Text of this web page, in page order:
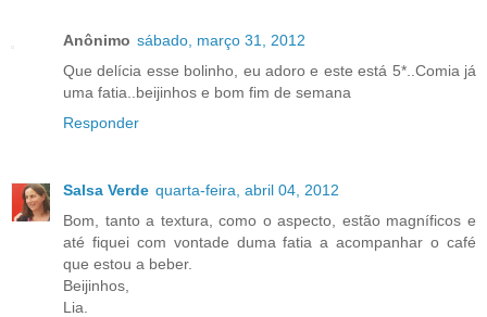
Anônimo sábado, março 31, 2012
Que delícia esse bolinho, eu adoro e este está 5*..Comia já
uma fatia..beijinhos e bom fim de semana
Responder
Salsa Verde quarta-feira, abril 04, 2012
Bom, tanto a textura, como o aspecto, estão magníficos e
até fiquei com vontade duma fatia a acompanhar o café
que estou a beber.
Beijinhos,
Lia.